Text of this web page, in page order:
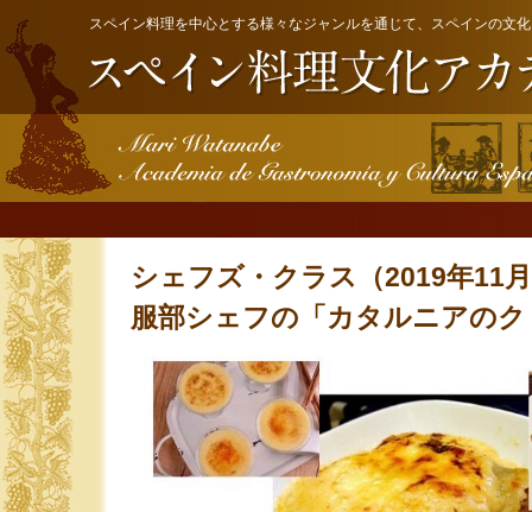
スペイン料理を中心とする様々なジャンルを通じて、スペインの文
シェフズ・クラス（2019年11
服部シェフの「カタルニアの